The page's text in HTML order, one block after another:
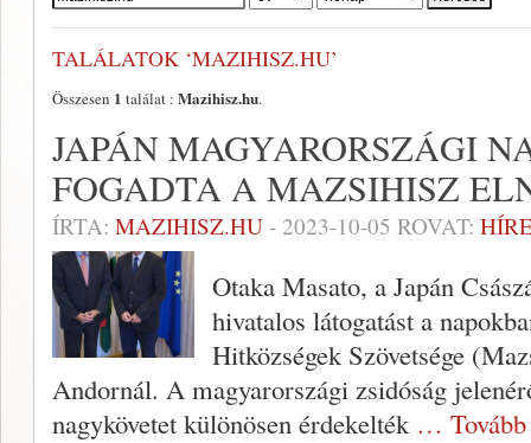
TALÁLATOK ‘MAZIHISZ.HU’
Összesen 1 találat : Mazihisz.hu.
JAPÁN MAGYARORSZÁGI
FOGADTA A MAZSIHISZ
ÍRTA: MAZIHISZ.HU - 2023-10-05 ROVAT:
Otaka Masato, a Japán
hivatalos látogatást a
Hitközségek Szövetsége
Andornál. A magyarországi zsidóság
nagykövetet különösen érdekelték …